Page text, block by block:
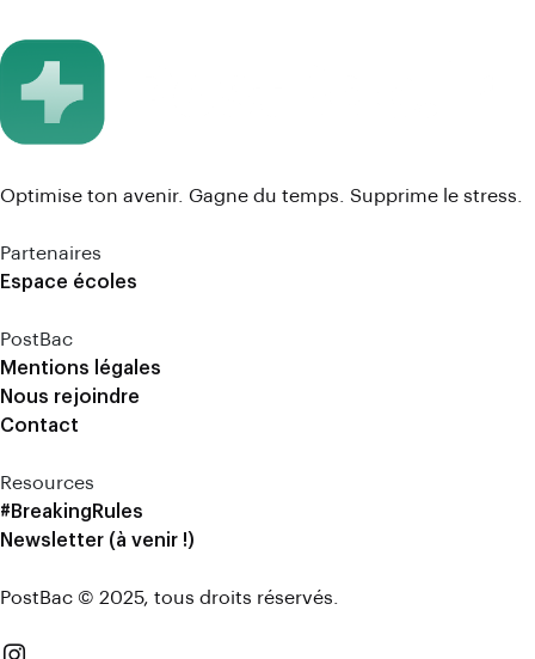
Optimise ton avenir. Gagne du temps. Supprime le stress.
Partenaires
Espace écoles
PostBac
Mentions légales
Nous rejoindre
Contact
Resources
#BreakingRules
Newsletter (à venir !)
PostBac © 2025, tous droits réservés.